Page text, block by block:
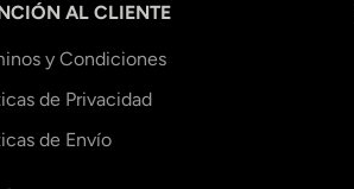
AL CLIENTE
y Condiciones
de Privacidad
de Envío